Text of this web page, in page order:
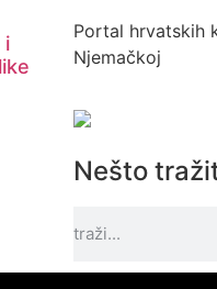
i
Portal hrvatskih
Njemačkoj
Nešto